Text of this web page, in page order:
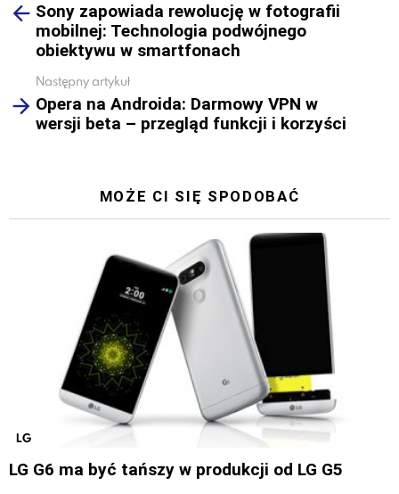
moreSony zapowiada rewolucję w fotografii
mobilnej: Technologia podwójnego
obiektywu w smartfonach
Następny artykuł
Opera na Androida: Darmowy VPN w
wersji beta – przegląd funkcji i korzyści
MOŻE CI SIĘ SPODOBAĆ
LG
LG G6 ma być tańszy w produkcji od LG G5